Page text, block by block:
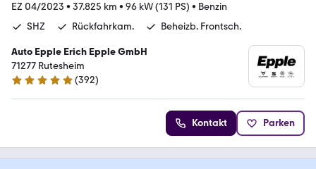
EZ 04/2023 • 37.825 km • 96 kW (131 PS) • Benzin
SHZ
Rückfahrkam. Beheizb. Frontsch.
Auto Epple Erich Epple GmbH
71277 Rutesheim
4.9 Sterne
(392)
Kontakt Parken